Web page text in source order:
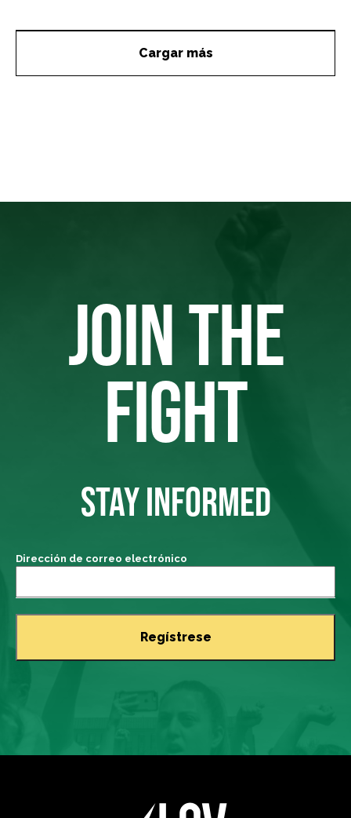
Cargar más
JOIN THE
FIGHT
STAY INFORMED
Dirección de correo electrónico